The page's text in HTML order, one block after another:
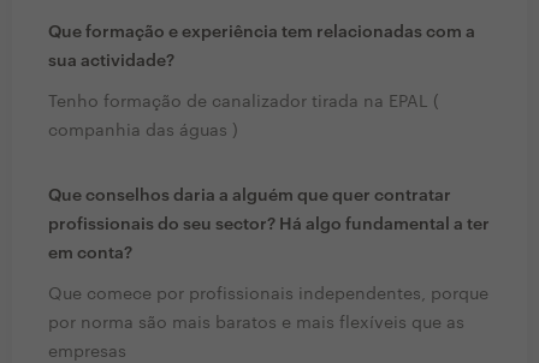
Que formação e experiência tem relacionadas com a
sua actividade?
Tenho formação de canalizador tirada na EPAL (
companhia das águas )
Que conselhos daria a alguém que quer contratar
profissionais do seu sector? Há algo fundamental a ter
em conta?
Que comece por profissionais independentes, porque
por norma são mais baratos e mais flexíveis que as
empresas